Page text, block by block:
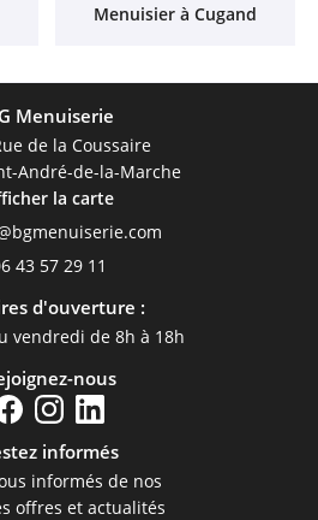
Menuisier à Cugand
Menuiserie
de la Coussaire
André-de-la-Marche
la carte
43 57 29 11
d'ouverture :
vendredi de 8h à 18h
nous
informés
informés de nos
offres et actualités